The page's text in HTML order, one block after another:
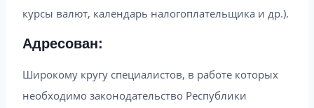
курсы валют, календарь налогоплательщика и др.).
Адресован:
Широкому кругу специалистов, в работе которых
необходимо законодательство Республики